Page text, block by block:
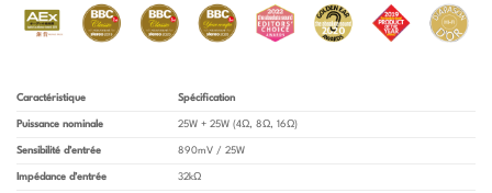
Caractéristique Spécification
Puissance nominale 25W + 25W (4Ω, 8Ω, 16Ω)
Sensibilité d’entrée 890mV / 25W
Impédance d’entrée 32kΩ